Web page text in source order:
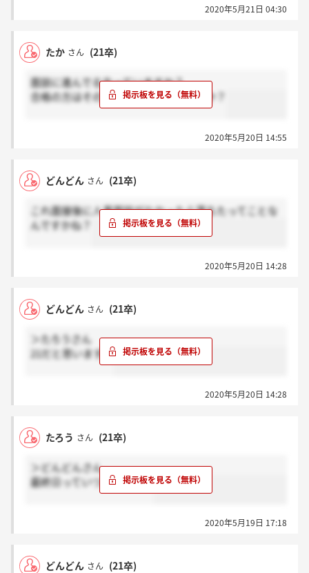
2020年5月21日 04:30
たか さん (21卒)
面談に進んでる方っていますか？
合格の方はその場で言われる感じですか？
2020年5月20日 14:55
どんどん さん (21卒)
これ面接後に人事面談がなかったら落ちたってことな
んですかね？
2020年5月20日 14:28
どんどん さん (21卒)
＞たろうさん
21だと思います！
2020年5月20日 14:28
たろう さん (21卒)
＞どんどんさん
最終日っていつですかね？
2020年5月19日 17:18
どんどん さん (21卒)